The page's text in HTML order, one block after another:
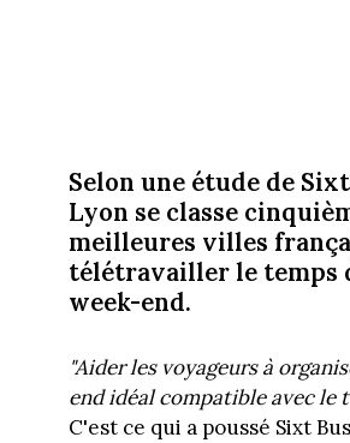
Selon une étude de
Lyon se classe
meilleures villes
télétravailler le temps
week-end.
"Aider les voyageurs à
end idéal compatible avec le
C'est ce qui a poussé Sixt